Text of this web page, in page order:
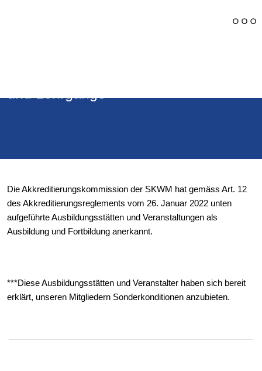
Die Akkreditierungskommission der SKWM hat gemäss Art. 12
des Akkreditierungsreglements vom 26. Januar 2022 unten
aufgeführte Ausbildungsstätten und Veranstaltungen als
Ausbildung und Fortbildung anerkannt.
***Diese Ausbildungsstätten und Veranstalter haben sich bereit
erklärt, unseren Mitgliedern Sonderkonditionen anzubieten.